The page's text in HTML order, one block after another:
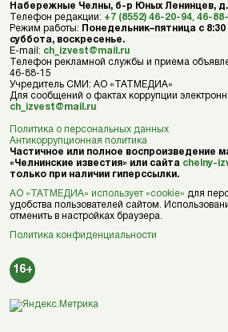
Набережные Челны, б-р Юных Ленинцев, д.
Телефон редакции: +7 (8552) 46-20-94 46-
Режим работы: Понедельник–пятница с
суббота, воскресенье.
E-mail: ch_izvest@mail.ru
Телефон рекламной службы и приема
46-88-15
Учредитель СМИ: АО «ТАТМЕДИА»
Для сообщений о фактах коррупции
ch_izvest@mail.ru
Политика о персональных данных
Антикоррупционная политика
Частичное или полное воспроизведение
«Челнинские известия» или сайта chelny-
только при наличии гиперссылки.
АО «ТАТМЕДИА» использует «cookie» для
удобства пользователей сайтом.
отменить в настройках браузера.
Политика конфиденциальности
16+